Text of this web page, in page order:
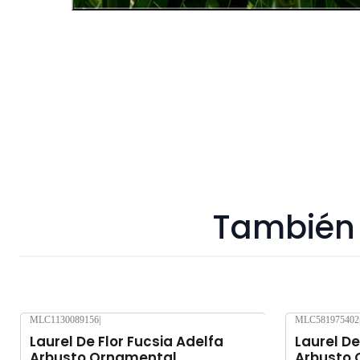
MLC1130089156
Laurel De Flor Fucsia Adelfa
MLC581975402
Laurel